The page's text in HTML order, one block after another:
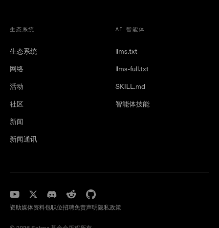
生态系统
生态系统
网络
活动
社区
新闻
新闻通讯
AI 智能体
llms.txt
llms-full.txt
SKILL.md
智能体技能
资助媒体资料包职位招聘免责声明 隐私政策